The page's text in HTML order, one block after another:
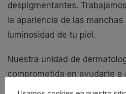
despigmentantes.
la apariencia de las
luminosidad de tu piel.
Nuestra unidad de
comprometida en ayudarte a
saludable y hermosa,